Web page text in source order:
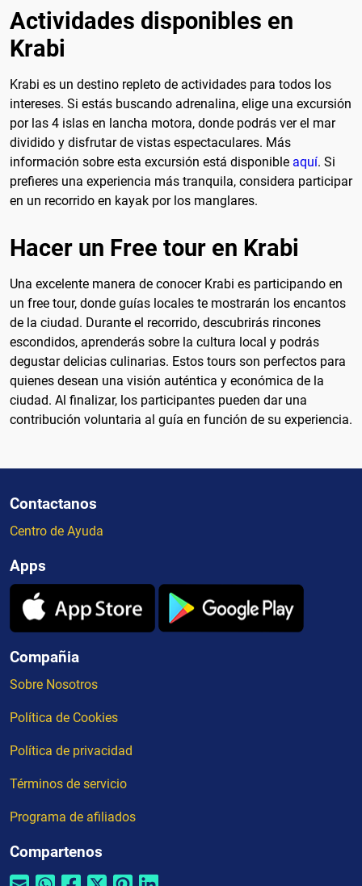
Actividades disponibles en
Krabi
Krabi es un destino repleto de actividades para todos los
intereses. Si estás buscando adrenalina, elige una excursión
por las 4 islas en lancha motora, donde podrás ver el mar
dividido y disfrutar de vistas espectaculares. Más
información sobre esta excursión está disponible aquí. Si
prefieres una experiencia más tranquila, considera participar
en un recorrido en kayak por los manglares.
Hacer un Free tour en Krabi
Una excelente manera de conocer Krabi es participando en
un free tour, donde guías locales te mostrarán los encantos
de la ciudad. Durante el recorrido, descubrirás rincones
escondidos, aprenderás sobre la cultura local y podrás
degustar delicias culinarias. Estos tours son perfectos para
quienes desean una visión auténtica y económica de la
ciudad. Al finalizar, los participantes pueden dar una
contribución voluntaria al guía en función de su experiencia.
Contactanos
Centro de Ayuda
Apps
Compañia
Sobre Nosotros
Política de Cookies
Política de privacidad
Términos de servicio
Programa de afiliados
Compartenos